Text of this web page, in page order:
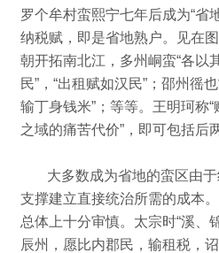
罗个牟村蛮熙宁七年后成为“省
纳税赋，即是省地熟户。
见在
朝开拓南北江，多州峒蛮“各以
民”，“出租赋如汉民”； 邵州徭也
输丁身钱米”； 等等。 王明珂称
之域的痛苦代价”， 即可包括后
大多数成为省地的蛮区由
支撑建立直接统治所需的成本。
总体上十分审慎。 太宗时“溪、
辰州，愿比内郡民，输租税，